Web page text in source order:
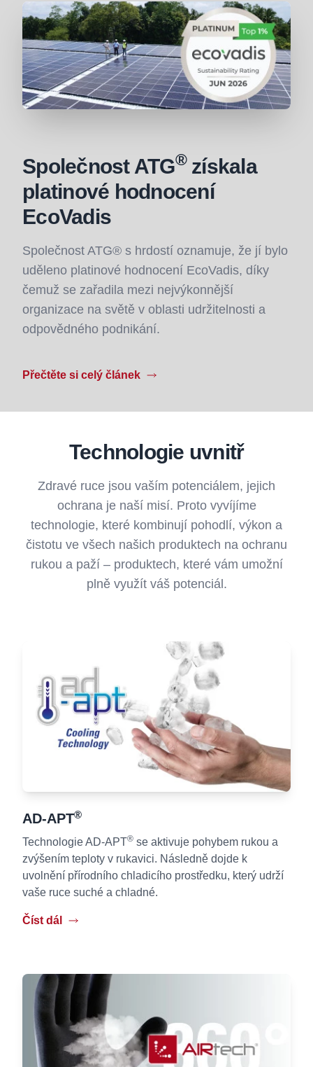
Společnost ATG®získala
platinové hodnocení
EcoVadis
Společnost ATG® s hrdostí oznamuje, že jí bylo
uděleno platinové hodnocení EcoVadis, díky
čemuž se zařadila mezi nejvýkonnější
organizace na světě v oblasti udržitelnosti a
odpovědného podnikání.
Přečtěte si celý článek
Technologie uvnitř
Zdravé ruce jsou vaším potenciálem, jejich
ochrana je naší misí. Proto vyvíjíme
technologie, které kombinují pohodlí, výkon a
čistotu ve všech našich produktech na ochranu
rukou a paží – produktech, které vám umožní
plně využít váš potenciál.
AD-APT®
Technologie AD-APT® se aktivuje pohybem rukou a
zvýšením teploty v rukavici. Následně dojde k
uvolnění přírodního chladicího prostředku, který udrží
vaše ruce suché a chladné.
Číst dál